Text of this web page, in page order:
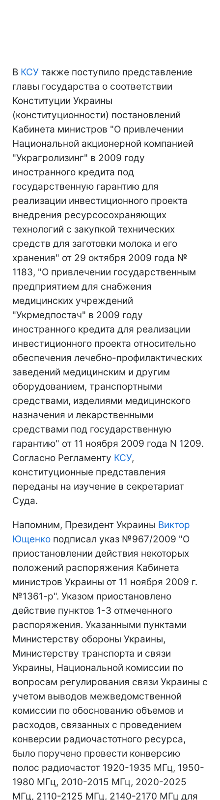
В КСУ также поступило представление
главы государства о соответствии
Конституции Украины
(конституционности) постановлений
Кабинета министров "О привлечении
Национальной акционерной компанией
"Украгролизинг" в 2009 году
иностранного кредита под
государственную гарантию для
реализации инвестиционного проекта
внедрения ресурсосохраняющих
технологий с закупкой технических
средств для заготовки молока и его
хранения" от 29 октября 2009 года №
1183, "О привлечении государственным
предприятием для снабжения
медицинских учреждений
"Укрмедпостач" в 2009 году
иностранного кредита для реализации
инвестиционного проекта относительно
обеспечения лечебно-профилактических
заведений медицинским и другим
оборудованием, транспортными
средствами, изделиями медицинского
назначения и лекарственными
средствами под государственную
гарантию" от 11 ноября 2009 года N 1209.
Согласно Регламенту КСУ,
конституционные представления
переданы на изучение в секретариат
Суда.
Напомним, Президент Украины Виктор
Ющенко подписал указ №967/2009 "О
приостановлении действия некоторых
положений распоряжения Кабинета
министров Украины от 11 ноября 2009 г.
№1361-р". Указом приостановлено
действие пунктов 1-3 отмеченного
распоряжения. Указанными пунктами
Министерству обороны Украины,
Министерству транспорта и связи
Украины, Национальной комиссии по
вопросам регулирования связи Украины с
учетом выводов межведомственной
комиссии по обоснованию объемов и
расходов, связанных с проведением
конверсии радиочастотного ресурса,
было поручено провести конверсию
полос радиочастот 1920-1935 МГц, 1950-
1980 МГц, 2010-2015 МГц, 2020-2025
МГц, 2110-2125 МГц, 2140-2170 МГц для